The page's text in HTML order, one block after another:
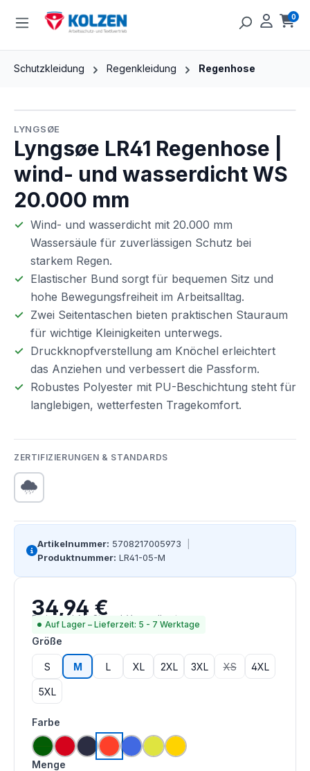
Zum Hauptinhalt springen 0
Schutzkleidung Regenkleidung Regenhose
LYNGSØE
Lyngsøe LR41 Regenhose |
wind- und wasserdicht WS
20.000 mm
Wind- und wasserdicht mit 20.000 mm
Wassersäule für zuverlässigen Schutz bei
starkem Regen.
Elastischer Bund sorgt für bequemen Sitz und
hohe Bewegungsfreiheit im Arbeitsalltag.
Zwei Seitentaschen bieten praktischen Stauraum
für wichtige Kleinigkeiten unterwegs.
Druckknopfverstellung am Knöchel erleichtert
das Anziehen und verbessert die Passform.
Robustes Polyester mit PU-Beschichtung steht für
langlebigen, wetterfesten Tragekomfort.
ZERTIFIZIERUNGEN & STANDARDS
Artikelnummer: 5708217005973
Produktnummer: LR41-05-M
Regulärer Preis:
34,94 €
Preise inkl. MwSt. zzgl. Versandkosten
Auf Lager – Lieferzeit: 5 - 7 Werktage
Größe
S M L XL 2XL 3XL XS(Diese Option ist
4XL
5XL
Farbe
grünrot navyhi vis orange
royal blausaturn gelb
gelb
Menge